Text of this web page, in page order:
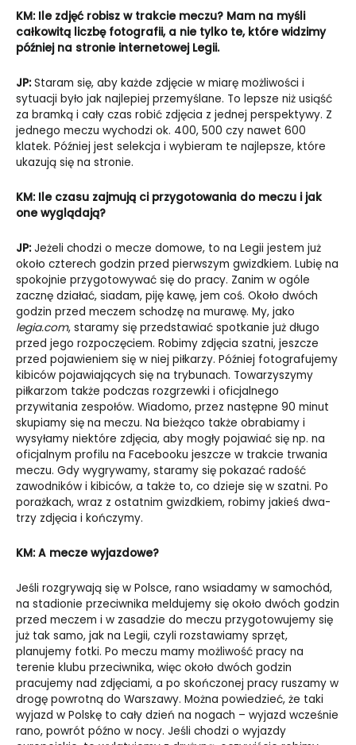
KM: Ile zdjęć robisz w trakcie meczu? Mam na myśli
całkowitą liczbę fotografii, a nie tylko te, które widzimy
później na stronie internetowej Legii.
JP:Staram się, aby każde zdjęcie w miarę możliwości i
sytuacji było jak najlepiej przemyślane. To lepsze niż usiąść
za bramką i cały czas robić zdjęcia z jednej perspektywy. Z
jednego meczu wychodzi ok. 400, 500 czy nawet 600
klatek. Później jest selekcja i wybieram te najlepsze, które
ukazują się na stronie.
KM: Ile czasu zajmują ci przygotowania do meczu i jak
one wyglądają?
JP:Jeżeli chodzi o mecze domowe, to na Legii jestem już
około czterech godzin przed pierwszym gwizdkiem. Lubię na
spokojnie przygotowywać się do pracy. Zanim w ogóle
zacznę działać, siadam, piję kawę, jem coś. Około dwóch
godzin przed meczem schodzę na murawę. My, jako
legia.com, staramy się przedstawiać spotkanie już długo
przed jego rozpoczęciem. Robimy zdjęcia szatni, jeszcze
przed pojawieniem się w niej piłkarzy. Później fotografujemy
kibiców pojawiających się na trybunach. Towarzyszymy
piłkarzom także podczas rozgrzewki i oficjalnego
przywitania zespołów. Wiadomo, przez następne 90 minut
skupiamy się na meczu. Na bieżąco także obrabiamy i
wysyłamy niektóre zdjęcia, aby mogły pojawiać się np. na
oficjalnym profilu na Facebooku jeszcze w trakcie trwania
meczu. Gdy wygrywamy, staramy się pokazać radość
zawodników i kibiców, a także to, co dzieje się w szatni. Po
porażkach, wraz z ostatnim gwizdkiem, robimy jakieś dwa-
trzy zdjęcia i kończymy.
KM: A mecze wyjazdowe?
Jeśli rozgrywają się w Polsce, rano wsiadamy w samochód,
na stadionie przeciwnika meldujemy się około dwóch godzin
przed meczem i w zasadzie do meczu przygotowujemy się
już tak samo, jak na Legii, czyli rozstawiamy sprzęt,
planujemy fotki. Po meczu mamy możliwość pracy na
terenie klubu przeciwnika, więc około dwóch godzin
pracujemy nad zdjęciami, a po skończonej pracy ruszamy w
drogę powrotną do Warszawy. Można powiedzieć, że taki
wyjazd w Polskę to cały dzień na nogach – wyjazd wcześnie
rano, powrót późno w nocy. Jeśli chodzi o wyjazdy